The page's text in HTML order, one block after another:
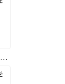
沥青基碳纤维性能检测